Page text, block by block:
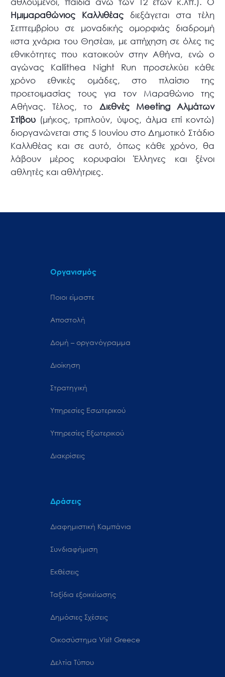
Ημιμαραθώνιος Καλλιθέας διεξάγεται στα τέλη
Σεπτεμβρίου σε μοναδικής ομορφιάς διαδρομή
«στα χνάρια του Θησέα», με απήχηση σε όλες τις
εθνικότητες που κατοικούν στην Αθήνα, ενώ ο
αγώνας Kallithea Night Run προσελκύει κάθε
χρόνο εθνικές ομάδες, στο πλαίσιο της
προετοιμασίας τους για τον Μαραθώνιο της
Αθήνας. Τέλος, το Διεθνές Meeting Αλμάτων
Στίβου (μήκος, τριπλούν, ύψος, άλμα επί κοντώ)
διοργανώνεται στις 5 Ιουνίου στο Δημοτικό Στάδιο
Καλλιθέας και σε αυτό, όπως κάθε χρόνο, θα
λάβουν μέρος κορυφαίοι Έλληνες και ξένοι
αθλητές και αθλήτριες.
Οργανισμός
Ποιοι είμαστε
Αποστολή
Δομή – οργανόγραμμα
Διοίκηση
Στρατηγική
Υπηρεσίες Εσωτερικού
Υπηρεσίες Εξωτερικού
Διακρίσεις
Δράσεις
Διαφημιστική Καμπάνια
Συνδιαφήμιση
Εκθέσεις
Ταξίδια εξοικείωσης
Δημόσιες Σχέσεις
Oικοσύστημα Visit Greece
Δελτία Τύπου